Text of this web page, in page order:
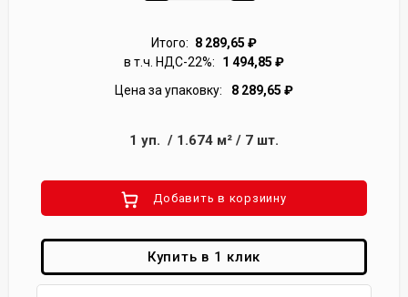
Итого: 8 289,65 ₽
в т.ч. НДС-22%:
1 494,85 ₽
Цена за упаковку:
8 289,65 ₽
1 уп. / 1.674 м² / 7 шт.
Добавить в корзиину
Купить в 1 клик